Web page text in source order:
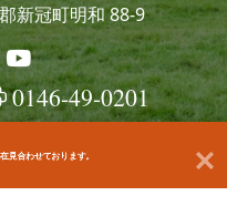
新冠町明和 88-9
0146-49-0201
見合わせております。